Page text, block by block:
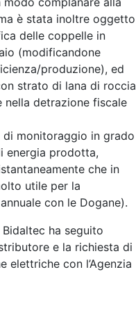
è stata inoltre oggetto
delle coppelle in
(modificandone
produzione), ed
strato di lana di roccia
detrazione fiscale
monitoraggio in grado
energia prodotta,
che in
utile per la
con le Dogane).
ha seguito
e la richiesta di
elettriche con l’Agenzia